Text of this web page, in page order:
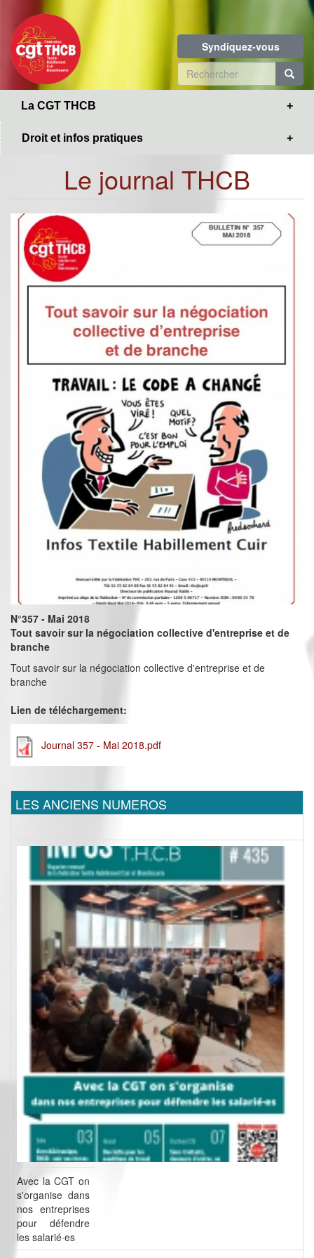
contenu
principal
Syndiquez-vous
Formulaire
de
La CGT THCB
Droit et infos pratiques
Le journal THCB
N°357 - Mai 2018
Tout savoir sur la négociation collective d'entreprise et de
branche
Tout savoir sur la négociation collective d'entreprise et de
branche
Lien de téléchargement:
Journal 357 - Mai 2018.pdf
LES ANCIENS NUMEROS
Avec la CGT on
s'organise dans
nos entreprises
pour défendre
les salarié·es